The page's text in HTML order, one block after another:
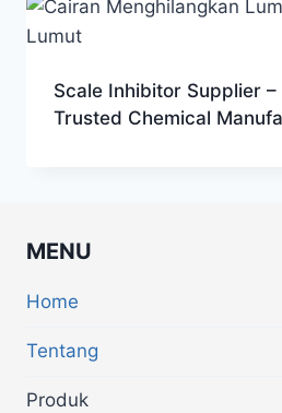
Scale Inhibitor Supplier
Trusted Chemical
MENU
Home
Tentang
Produk